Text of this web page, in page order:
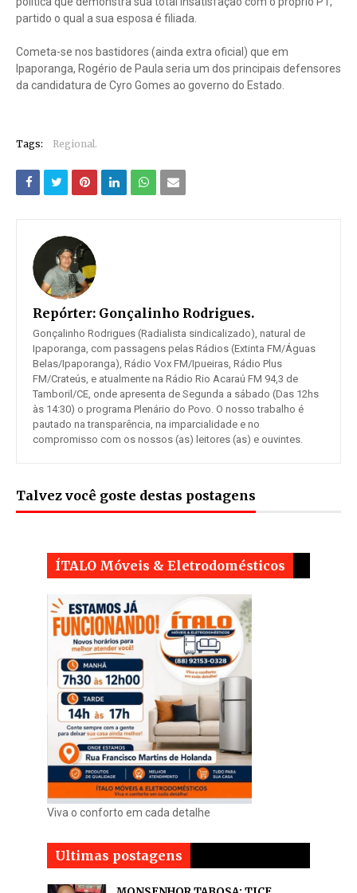
partido o qual a sua esposa é filiada.
Cometa-se nos bastidores (ainda extra oficial) que em
Ipaporanga, Rogério de Paula seria um dos principais defensores
da candidatura de Cyro Gomes ao governo do Estado.
Tags: Regional.
Repórter: Gonçalinho Rodrigues.
Gonçalinho Rodrigues (Radialista sindicalizado), natural de
Ipaporanga, com passagens pelas Rádios (Extinta FM/Águas
Belas/Ipaporanga), Rádio Vox FM/Ipueiras, Rádio Plus
FM/Crateús, e atualmente na Rádio Rio Acaraú FM 94,3 de
Tamboril/CE, onde apresenta de Segunda a sábado (Das 12hs
às 14:30) o programa Plenário do Povo. O nosso trabalho é
pautado na transparência, na imparcialidade e no
compromisso com os nossos (as) leitores (as) e ouvintes.
Talvez você goste destas postagens
ÍTALO Móveis & Eletrodomésticos
Viva o conforto em cada detalhe
Ultimas postagens